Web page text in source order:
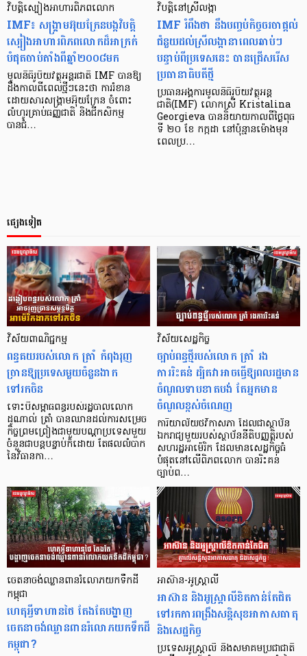
វិបត្តិស្បៀងអាហារពិភពលោក
IMF៖ សង្គ្រាមអ៊ុយក្រែនបង្កវិបត្តិ
ស្បៀងអាហារពិភពលោកដ៏អាក្រក់
បំផុតចាប់តាំងពីឆ្នាំ២០០៨មក
មូលនិធិរូបិយវត្ថុអន្តរជាតិ IMF បានឱ្យ
ដឹងកាលពីពេលថ្មីៗនេះថា ការរំខាន
ដោយសារសង្គ្រាមអ៊ុយក្រែន ចំពោះ
លំហូរគ្រាប់ធញ្ញជាតិ និងជីកសិកម្ម
បានជំ…
វិបត្តិនៅស្រីលង្កា
IMF រំពឹងថា នឹងបញ្ចប់កិច្ចចរចាផ្តល់
ជំនួយដល់ស្រីលង្កានាពេលឆាប់ៗ
បន្ទាប់ពីប្រទេសនេះ បានជ្រើសរើស
ប្រធានាធិបតីថ្មី
ប្រធានអង្គការមូលនិធិរូបិយវត្ថុអន្ត
ជាតិ(IMF) លោកស្រី Kristalina
Georgieva បាននិយាយកាលពីថ្ងៃពុធ
ទី ២០ ខែ កក្កដា នៅប៉ុន្មានម៉ោងមុន
ពេលប្រ…
ផ្សេងទៀត
វិស័យពាណិជ្ជកម្ម
ពន្ធគយរបស់លោក ត្រាំ កំពុងរុញ
ច្រានឱ្យប្រទេសមួយចំនួនងាក
ទៅរកចិន
ទោះបីសម្ពាធពន្ធរបស់រដ្ឋបាលលោក
ដូណាល់ ត្រាំ បានឈានដល់ការសម្រេច
កិច្ចព្រមព្រៀងជាមួយបណ្តាប្រទេសមួយ
ចំនួនជាបន្តបន្ទាប់ក៏ដោយ តែផលលំបាក
នៃវិធានកា…
វិស័យសេដ្ឋកិច្ច
ច្បាប់ពន្ធថ្មីរបស់លោក ត្រាំ រង
ការរិះគន់ ដ្បិតវាអាចធ្វើឱ្យពលរដ្ឋមាន
ចំណូលទាបខាតបង់ តែអ្នកមាន
ចំណូលខ្ពស់ចំណេញ
ការិយាល័យថវិកាសភា ដែលជាស្ថាប័ន
ឯករាជ្យមួយរបស់ស្ថាប័ននីតិបញ្ញត្តិរបស់
សហរដ្ឋអាម៉េរិក ដែលមានសេដ្ឋកិច្ចធំ
បំផុតនៅលើពិភពលោក បានរិះគន់
ច្បាប់ព…
ចេតនាចង់ឈ្លានពានរំលោភយកទឹកដី
កម្ពុជា
ហេតុអ្វីទាហានថៃ តែងតែបង្ហាញ
ចេតនាចង់ឈ្លានពានរំលោភយកទឹកដី
កម្ពុជា?
អាស៊ាន-អូស្ត្រាលី
អាស៊ាន និងអូស្ត្រាលីខិតកាន់តែជិត
ទៅរកការពង្រឹងសន្តិសុខអាកាសធាតុ
និងសេដ្ឋកិច្ច
ប្រទេសអូស្ត្រាលី និងសមាគមប្រជាជាតិ